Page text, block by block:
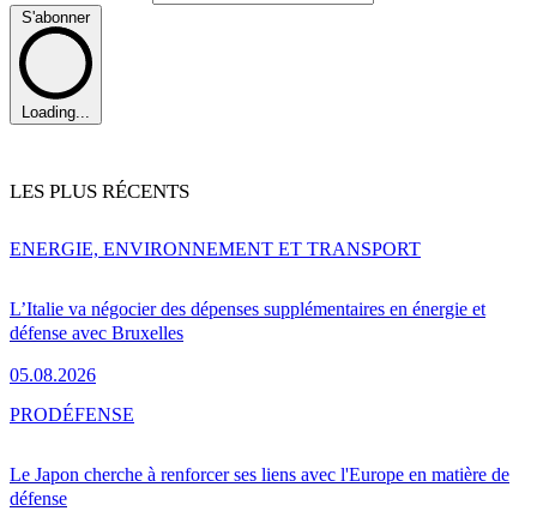
S'abonner
Loading...
LES PLUS RÉCENTS
L’Italie va négocier des dépenses supplémentaires en énergie et
défense avec Bruxelles
05.08.2026
ENERGIE, ENVIRONNEMENT ET TRANSPORT
Le Japon cherche à renforcer ses liens avec l'Europe en matière de
défense
PRODÉFENSE